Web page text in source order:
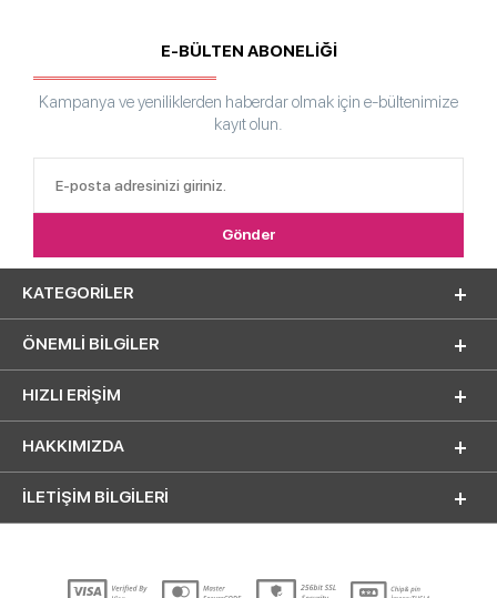
E-BÜLTEN ABONELİĞİ
Kampanya ve yeniliklerden haberdar olmak için e-bültenimize
kayıt olun.
KATEGORILER
ÖNEMLI BILGILER
HIZLI ERIŞIM
HAKKIMIZDA
İLETİŞİM BİLGİLERİ